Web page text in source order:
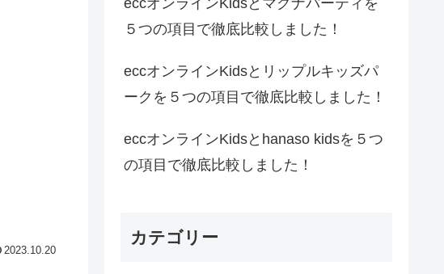
2023.10.20
eccオンラインKidsとマグナパーティを
５つの項目で徹底比較しました！
eccオンラインKidsとリップルキッズパ
ークを５つの項目で徹底比較しました！
eccオンラインKidsとhanaso kidsを５つ
の項目で徹底比較しました！
カテゴリー